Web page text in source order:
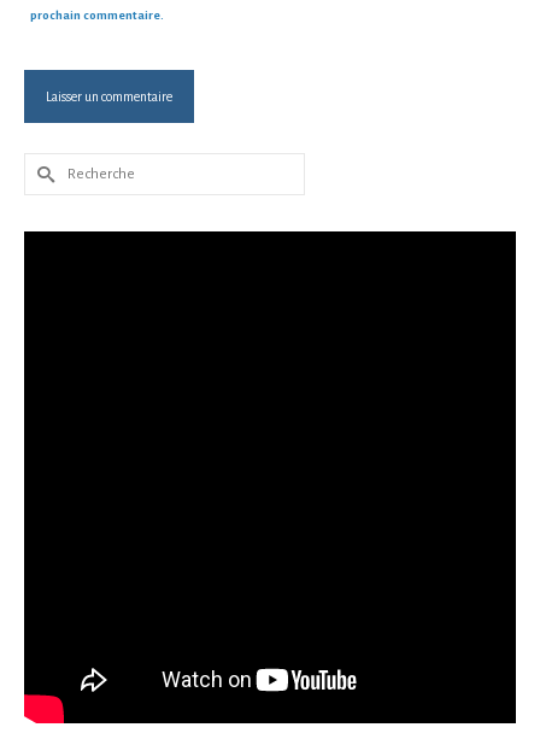
prochain commentaire.
Rechercher :